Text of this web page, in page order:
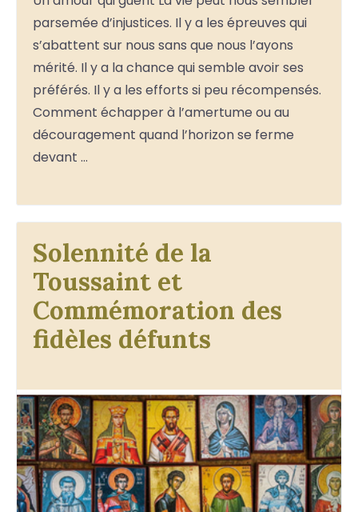
parsemée d’injustices. Il y a les épreuves qui
s’abattent sur nous sans que nous l’ayons
mérité. Il y a la chance qui semble avoir ses
préférés. Il y a les efforts si peu récompensés.
Comment échapper à l’amertume ou au
découragement quand l’horizon se ferme
devant …
Solennité de la
Toussaint et
Commémoration des
fidèles défunts